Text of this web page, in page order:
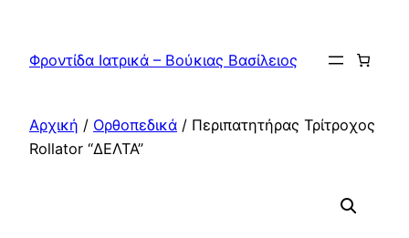
περιεχόμενο
Φροντίδα Ιατρικά – Βούκιας Βασίλειος
Αρχική / Ορθοπεδικά / Περιπατητήρας Τρίτροχος
Rollator “ΔΕΛΤΑ”